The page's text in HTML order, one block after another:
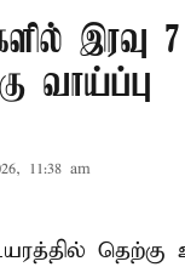
இரவு
வாய்ப்பு
11:38 am